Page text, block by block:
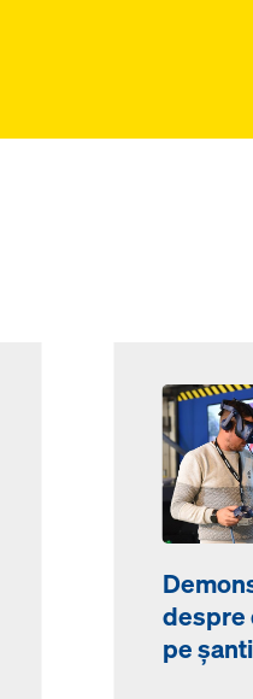
Open
despre
pe